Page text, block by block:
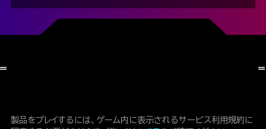
製品をプレイするには、ゲーム内に表示されるサービス利用規約に